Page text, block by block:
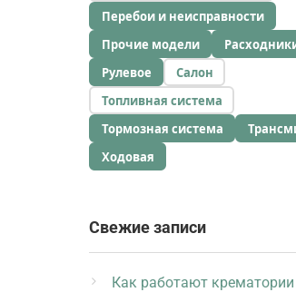
Перебои и неисправности
Прочие модели
Рулевое
Салон
Топливная система
Тормозная система
Ходовая
Свежие записи
Как работают крематории